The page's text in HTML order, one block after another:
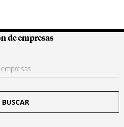
Colombianas
de empresas
BUSCAR